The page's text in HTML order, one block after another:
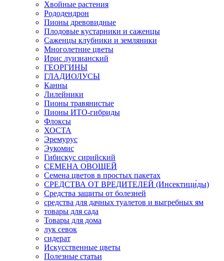
Хвойные растения
Рододендрон
Пионы древовидные
Плодовые кустарники и саженцы
Саженцы клубники и земляники
Многолетние цветы
Ирис луизианский
ГЕОРГИНЫ
ГЛАДИОЛУСЫ
Канны
Лилейники
Пионы травянистые
Пионы ИТО-гибриды
Флоксы
ХОСТА
Эремурус
Эукомис
Гибискус сирийский
СЕМЕНА ОВОЩЕЙ
Семена цветов в простых пакетах
СРЕДСТВА ОТ ВРЕДИТЕЛЕЙ (Инсектици́ды)
Средства защиты от болезней
средства для дачных туалетов и выгребных ям
товары для сада
Товары для дома
лук севок
сидерат
Искусственные цветы
Полезные статьи